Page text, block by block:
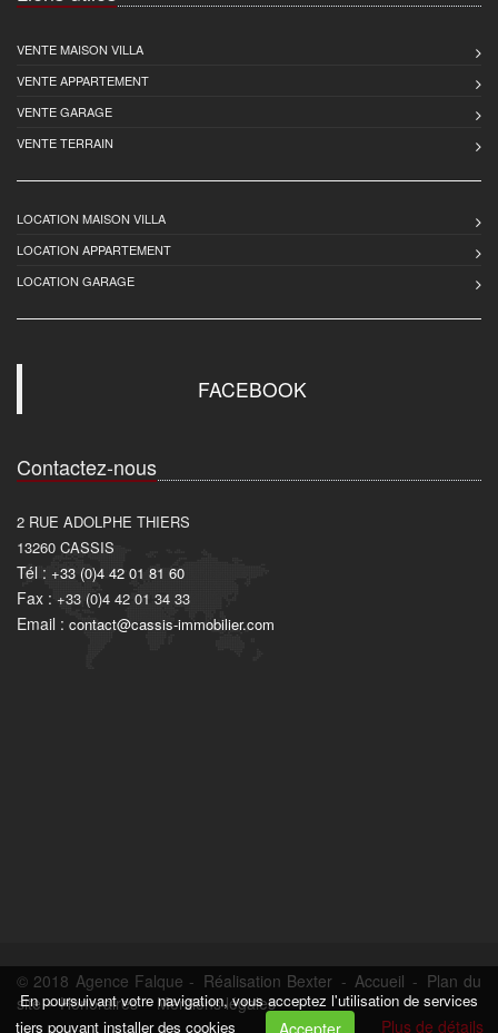
VENTE MAISON VILLA
VENTE APPARTEMENT
VENTE GARAGE
VENTE TERRAIN
LOCATION MAISON VILLA
LOCATION APPARTEMENT
LOCATION GARAGE
FACEBOOK
Contactez-nous
2 RUE ADOLPHE THIERS
13260 CASSIS
Tél : +33 (0)4 42 01 81 60
Fax : +33 (0)4 42 01 34 33
Email : contact@cassis-immobilier.com
© 2018 Agence Falque - Réalisation Bexter - Accueil - Plan du
site-Honoraires- Mentions légales
En poursuivant votre navigation, vous acceptez l'utilisation de services
tiers pouvant installer des cookies
Accepter Plus de détails